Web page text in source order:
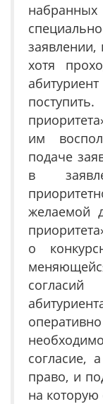
набранных
хотя
им
подаче
в
желаемой
о
согласие,
право, и
на